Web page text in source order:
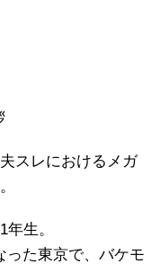
スレにおけるメガ
生。
った東京で、バケモ